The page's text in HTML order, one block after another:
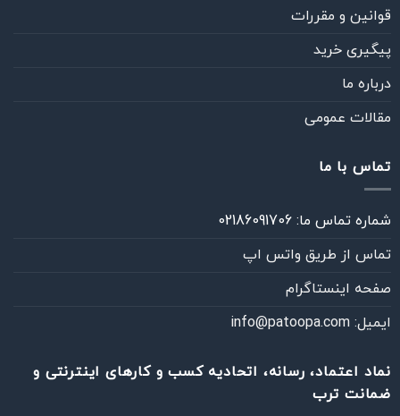
قوانین و مقررات
پیگیری خرید
درباره ما
مقالات عمومی
تماس با ما
شماره تماس ما: 02186091706
تماس از طريق واتس اپ
صفحه اینستاگرام
ایمیل: info@patoopa.com
نماد اعتماد، رسانه، اتحادیه کسب و کارهای اینترنتی و
ضمانت ترب